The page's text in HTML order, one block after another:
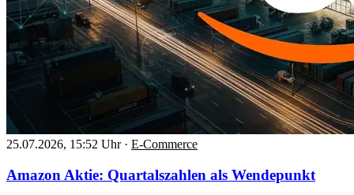
25.07.2026, 15:52 Uhr · E-Commerce
Amazon Aktie: Quartalszahlen als Wendepunkt